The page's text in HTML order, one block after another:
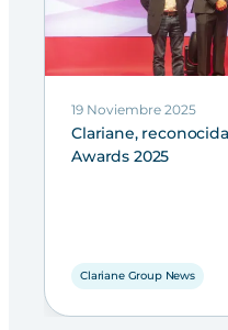
19 Noviembre 2025
Clariane,
Awards 2025
Clariane Group News